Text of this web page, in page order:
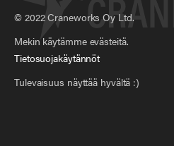
© 2022Craneworks Oy Ltd.
Mekin käytämme evästeitä.
Tietosuojakäytännöt
Tulevaisuus näyttää hyvältä :)